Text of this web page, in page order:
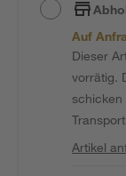
Auf
Dieser
vorrätig.
schicken
Artikel